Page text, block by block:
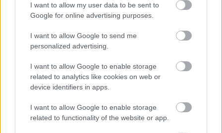
I want to allow my user data to be sent to
Google for online advertising purposes.
I want to allow Google to send me
personalized advertising.
I want to allow Google to enable storage
related to analytics like cookies on web or
device identifiers in apps.
I want to allow Google to enable storage
related to functionality of the website or app.
Paromechanikus
Paromechanikovia sú preslávení svojim kutilským
umom. Ich vynálezy, ako napríklad palebné zbrane a
raketové ruksaky, z nich robia obávaných a
nevyspytateľných protivníkov.